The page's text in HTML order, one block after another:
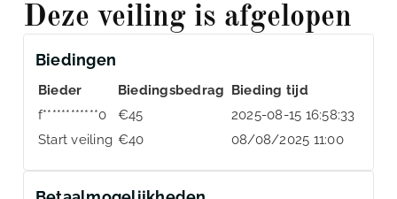
Deze veiling is afgelopen
Biedingen
Bieder Biedingsbedrag Bieding tijd
f************0
€45
2025-08-15 16:58:33
Start veiling €40 08/08/2025 11:00